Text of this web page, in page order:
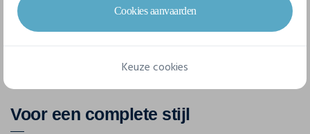
M L XL
Voor een complete stijl
Cookies aanvaarden
Keuze cookies